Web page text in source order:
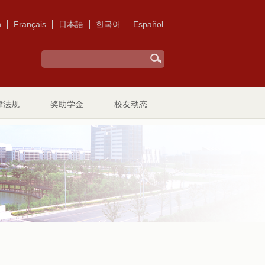
Français 日本語 한국어 Español
法规 奖助学金 校友动态